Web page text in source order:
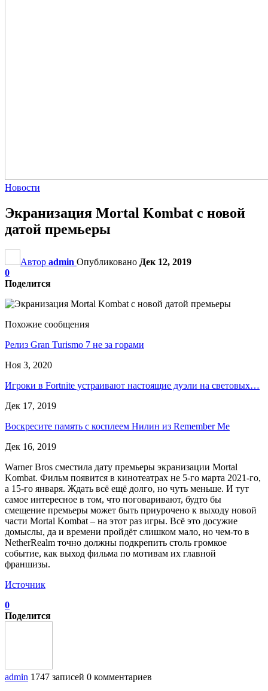
Новости
Экранизация Mortal Kombat с новой
датой премьеры
Автор admin Опубликовано Дек 12, 2019
0
Поделится
Похожие сообщения
Релиз Gran Turismo 7 не за горами
Ноя 3, 2020
Игроки в Fortnite устраивают настоящие дуэли на световых…
Дек 17, 2019
Воскресите память с косплеем Нилин из Remember Me
Дек 16, 2019
Warner Bros сместила дату премьеры экранизации Mortal
Kombat. Фильм появится в кинотеатрах не 5-го марта 2021-го,
а 15-го января. Ждать всё ещё долго, но чуть меньше. И тут
самое интересное в том, что поговаривают, будто бы
смещение премьеры может быть приурочено к выходу новой
части Mortal Kombat – на этот раз игры. Всё это досужие
домыслы, да и времени пройдёт слишком мало, но чем-то в
NetherRealm точно должны подкрепить столь громкое
событие, как выход фильма по мотивам их главной
франшизы.
Источник
0
Поделится
admin 1747 записей 0 комментариев